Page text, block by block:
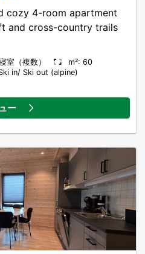
cozy 4-room apartment
and cross-country trails
室（複数）
m²: 60
in/ Ski out (alpine)
ー